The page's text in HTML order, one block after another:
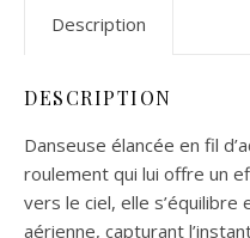
Description
DESCRIPTION
Danseuse élancée en fil
roulement qui lui offre un
vers le ciel, elle
aérienne, capturant